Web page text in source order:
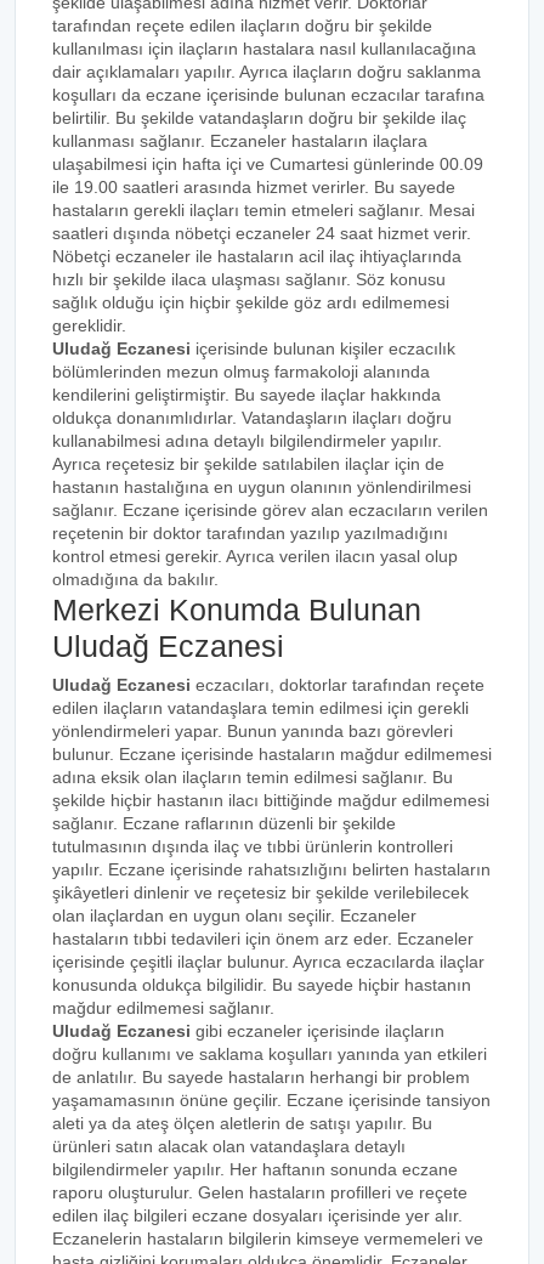
tarafından reçete edilen ilaçların doğru bir şekilde
kullanılması için ilaçların hastalara nasıl kullanılacağına
dair açıklamaları yapılır. Ayrıca ilaçların doğru saklanma
koşulları da eczane içerisinde bulunan eczacılar tarafına
belirtilir. Bu şekilde vatandaşların doğru bir şekilde ilaç
kullanması sağlanır. Eczaneler hastaların ilaçlara
ulaşabilmesi için hafta içi ve Cumartesi günlerinde 00.09
ile 19.00 saatleri arasında hizmet verirler. Bu sayede
hastaların gerekli ilaçları temin etmeleri sağlanır. Mesai
saatleri dışında nöbetçi eczaneler 24 saat hizmet verir.
Nöbetçi eczaneler ile hastaların acil ilaç ihtiyaçlarında
hızlı bir şekilde ilaca ulaşması sağlanır. Söz konusu
sağlık olduğu için hiçbir şekilde göz ardı edilmemesi
gereklidir.
Uludağ Eczanesi içerisinde bulunan kişiler eczacılık
bölümlerinden mezun olmuş farmakoloji alanında
kendilerini geliştirmiştir. Bu sayede ilaçlar hakkında
oldukça donanımlıdırlar. Vatandaşların ilaçları doğru
kullanabilmesi adına detaylı bilgilendirmeler yapılır.
Ayrıca reçetesiz bir şekilde satılabilen ilaçlar için de
hastanın hastalığına en uygun olanının yönlendirilmesi
sağlanır. Eczane içerisinde görev alan eczacıların verilen
reçetenin bir doktor tarafından yazılıp yazılmadığını
kontrol etmesi gerekir. Ayrıca verilen ilacın yasal olup
olmadığına da bakılır.
Merkezi Konumda Bulunan
Uludağ Eczanesi
Uludağ Eczanesi eczacıları, doktorlar tarafından reçete
edilen ilaçların vatandaşlara temin edilmesi için gerekli
yönlendirmeleri yapar. Bunun yanında bazı görevleri
bulunur. Eczane içerisinde hastaların mağdur edilmemesi
adına eksik olan ilaçların temin edilmesi sağlanır. Bu
şekilde hiçbir hastanın ilacı bittiğinde mağdur edilmemesi
sağlanır. Eczane raflarının düzenli bir şekilde
tutulmasının dışında ilaç ve tıbbi ürünlerin kontrolleri
yapılır. Eczane içerisinde rahatsızlığını belirten hastaların
şikâyetleri dinlenir ve reçetesiz bir şekilde verilebilecek
olan ilaçlardan en uygun olanı seçilir. Eczaneler
hastaların tıbbi tedavileri için önem arz eder. Eczaneler
içerisinde çeşitli ilaçlar bulunur. Ayrıca eczacılarda ilaçlar
konusunda oldukça bilgilidir. Bu sayede hiçbir hastanın
mağdur edilmemesi sağlanır.
Uludağ Eczanesi gibi eczaneler içerisinde ilaçların
doğru kullanımı ve saklama koşulları yanında yan etkileri
de anlatılır. Bu sayede hastaların herhangi bir problem
yaşamamasının önüne geçilir. Eczane içerisinde tansiyon
aleti ya da ateş ölçen aletlerin de satışı yapılır. Bu
ürünleri satın alacak olan vatandaşlara detaylı
bilgilendirmeler yapılır. Her haftanın sonunda eczane
raporu oluşturulur. Gelen hastaların profilleri ve reçete
edilen ilaç bilgileri eczane dosyaları içerisinde yer alır.
Eczanelerin hastaların bilgilerin kimseye vermemeleri ve